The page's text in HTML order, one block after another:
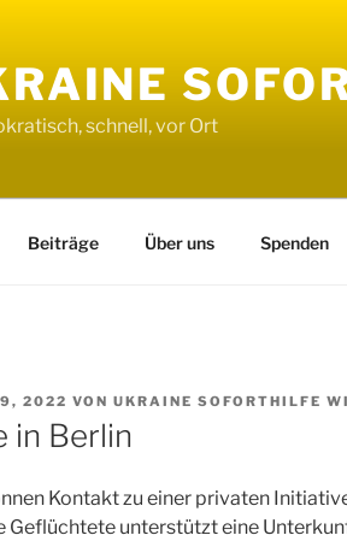
schnell, vor Ort
Beiträge Über uns Spenden
2022 VON UKRAINE SOFORTHILFE
in Berlin
Kontakt zu einer privaten
Geflüchtete unterstützt eine